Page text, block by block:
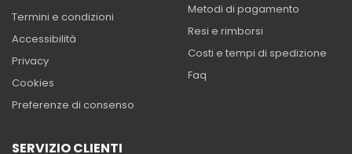
Termini e condizioni
Accessibilità
Privacy
Cookies
Preferenze di consenso
Metodi di pagamento
Resi e rimborsi
Costi e tempi di spedizione
Faq
SERVIZIO CLIENTI